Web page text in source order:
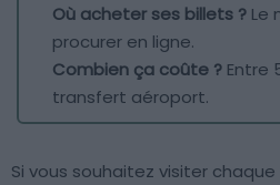
Où acheter ses billets ? Le
procurer en ligne.
Combien ça coûte ? Entre
transfert aéroport.
Si vous souhaitez visiter